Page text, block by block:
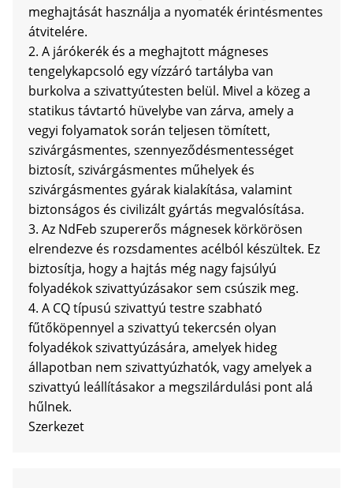
meghajtását használja a nyomaték érintésmentes
átvitelére.
2. A járókerék és a meghajtott mágneses
tengelykapcsoló egy vízzáró tartályba van
burkolva a szivattyútesten belül. Mivel a közeg a
statikus távtartó hüvelybe van zárva, amely a
vegyi folyamatok során teljesen tömített,
szivárgásmentes, szennyeződésmentességet
biztosít, szivárgásmentes műhelyek és
szivárgásmentes gyárak kialakítása, valamint
biztonságos és civilizált gyártás megvalósítása.
3. Az NdFeb szupererős mágnesek körkörösen
elrendezve és rozsdamentes acélból készültek. Ez
biztosítja, hogy a hajtás még nagy fajsúlyú
folyadékok szivattyúzásakor sem csúszik meg.
4. A CQ típusú szivattyú testre szabható
fűtőköpennyel a szivattyú tekercsén olyan
folyadékok szivattyúzására, amelyek hideg
állapotban nem szivattyúzhatók, vagy amelyek a
szivattyú leállításakor a megszilárdulási pont alá
hűlnek.
Szerkezet